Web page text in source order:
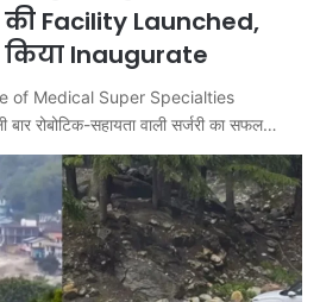
Facility Launched,
Inaugurate
of Medical Super Specialties
रोबोटिक-सहायता वाली सर्जरी का सफल…